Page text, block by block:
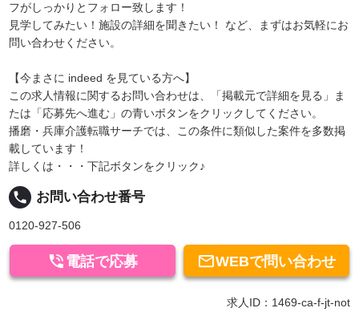
フがしっかりとフォロー致します！
見学してみたい！施設の詳細を聞きたい！ など、まずはお気軽にお
問い合わせください。
【今まさに indeed を見ている方へ】
この求人情報に関するお問い合わせは、「掲載元で詳細を見る」ま
たは「応募先へ進む」の青いボタンをクリックしてください。
播磨・兵庫介護転職サーチでは、この条件に類似した案件を多数掲
載しています！
詳しくは・・・下記ボタンをクリック♪
local_phone お問い合わせ番号
0120-927-506
WEBで問い合わせ
 電話で応募
求人ID：1469-ca-f-jt-not